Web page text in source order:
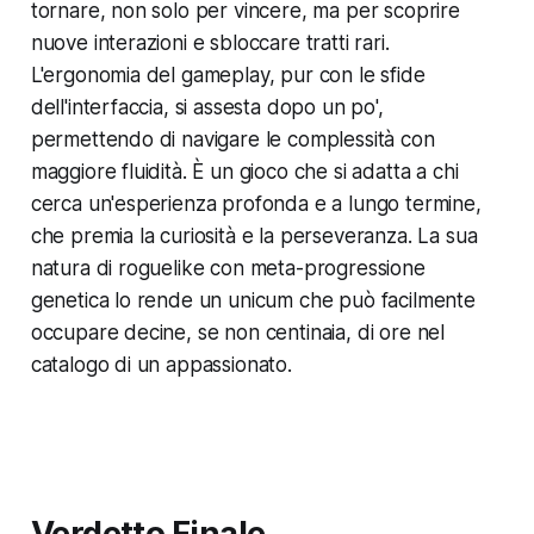
tornare, non solo per vincere, ma per scoprire
nuove interazioni e sbloccare tratti rari.
L'ergonomia del gameplay, pur con le sfide
dell'interfaccia, si assesta dopo un po',
permettendo di navigare le complessità con
maggiore fluidità. È un gioco che si adatta a chi
cerca un'esperienza profonda e a lungo termine,
che premia la curiosità e la perseveranza. La sua
natura di roguelike con meta-progressione
genetica lo rende un unicum che può facilmente
occupare decine, se non centinaia, di ore nel
catalogo di un appassionato.